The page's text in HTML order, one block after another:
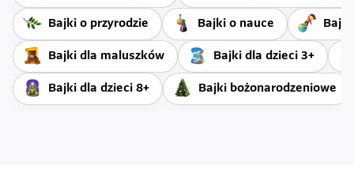
Bajki o przyrodzie Bajki o nauce
Bajki dla maluszków Bajki dla dzieci 3+
Bajki dla dzieci 8+ Bajki bożonarodzeniowe